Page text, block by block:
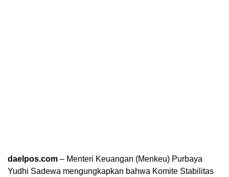
daelpos.com – Menteri Keuangan (Menkeu) Purbaya
Yudhi Sadewa mengungkapkan bahwa Komite Stabilitas